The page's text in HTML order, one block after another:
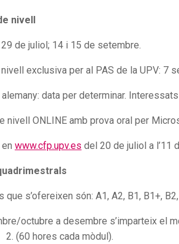
nivell
de juliol; 14 i 15 de setembre.
exclusiva per al PAS de la UPV: 7
data per determinar.
nivell ONLINE amb prova oral per
www.cfp.upv.es del 20 de juliol a l’11
que s’ofereixen són: A1, A2, B1, B1+, B2,
octubre a desembre s’imparteix el
(60 hores cada mòdul).